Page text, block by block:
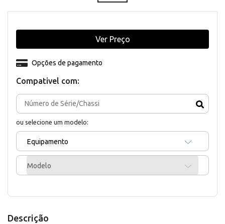
Compativel com:
ou selecione um modelo:
Equipamento
Modelo
Opções de pagamento
Ver Preço
Descrição